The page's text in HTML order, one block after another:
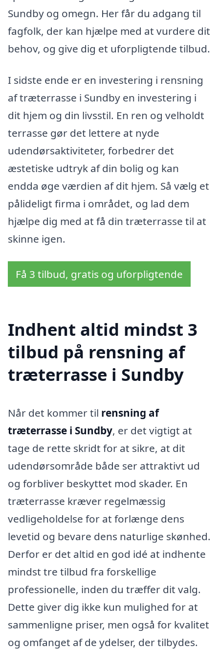
Sundby og omegn. Her får du adgang til
fagfolk, der kan hjælpe med at vurdere dit
behov, og give dig et uforpligtende tilbud.
I sidste ende er en investering i rensning
af træterrasse i Sundby en investering i
dit hjem og din livsstil. En ren og velholdt
terrasse gør det lettere at nyde
udendørsaktiviteter, forbedrer det
æstetiske udtryk af din bolig og kan
endda øge værdien af dit hjem. Så vælg et
pålideligt firma i området, og lad dem
hjælpe dig med at få din træterrasse til at
skinne igen.
Få 3 tilbud, gratis og uforpligtende
Indhent altid mindst 3
tilbud på rensning af
træterrasse i Sundby
Når det kommer til rensning af
træterrasse i Sundby, er det vigtigt at
tage de rette skridt for at sikre, at dit
udendørsområde både ser attraktivt ud
og forbliver beskyttet mod skader. En
træterrasse kræver regelmæssig
vedligeholdelse for at forlænge dens
levetid og bevare dens naturlige skønhed.
Derfor er det altid en god idé at indhente
mindst tre tilbud fra forskellige
professionelle, inden du træffer dit valg.
Dette giver dig ikke kun mulighed for at
sammenligne priser, men også for kvalitet
og omfanget af de ydelser, der tilbydes.